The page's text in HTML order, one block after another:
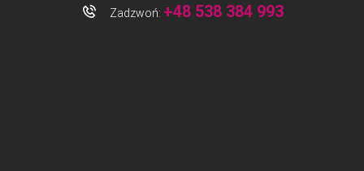
Zadzwoń: +48 538 384 993